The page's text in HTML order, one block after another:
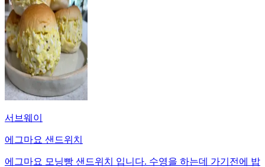
서브웨이
에그마요 샌드위치
에그마요 모닝빵 샌드위치 입니다. 수영을 하는데 가기전에 밥